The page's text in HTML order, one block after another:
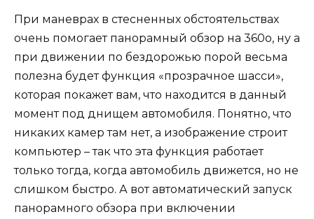
При маневрах в стесненных обстоятельствах
очень помогает панорамный обзор на 360o, ну а
при движении по бездорожью порой весьма
полезна будет функция «прозрачное шасси»,
которая покажет вам, что находится в данный
момент под днищем автомобиля. Понятно, что
никаких камер там нет, а изображение строит
компьютер – так что эта функция работает
только тогда, когда автомобиль движется, но не
слишком быстро. А вот автоматический запуск
панорамного обзора при включении